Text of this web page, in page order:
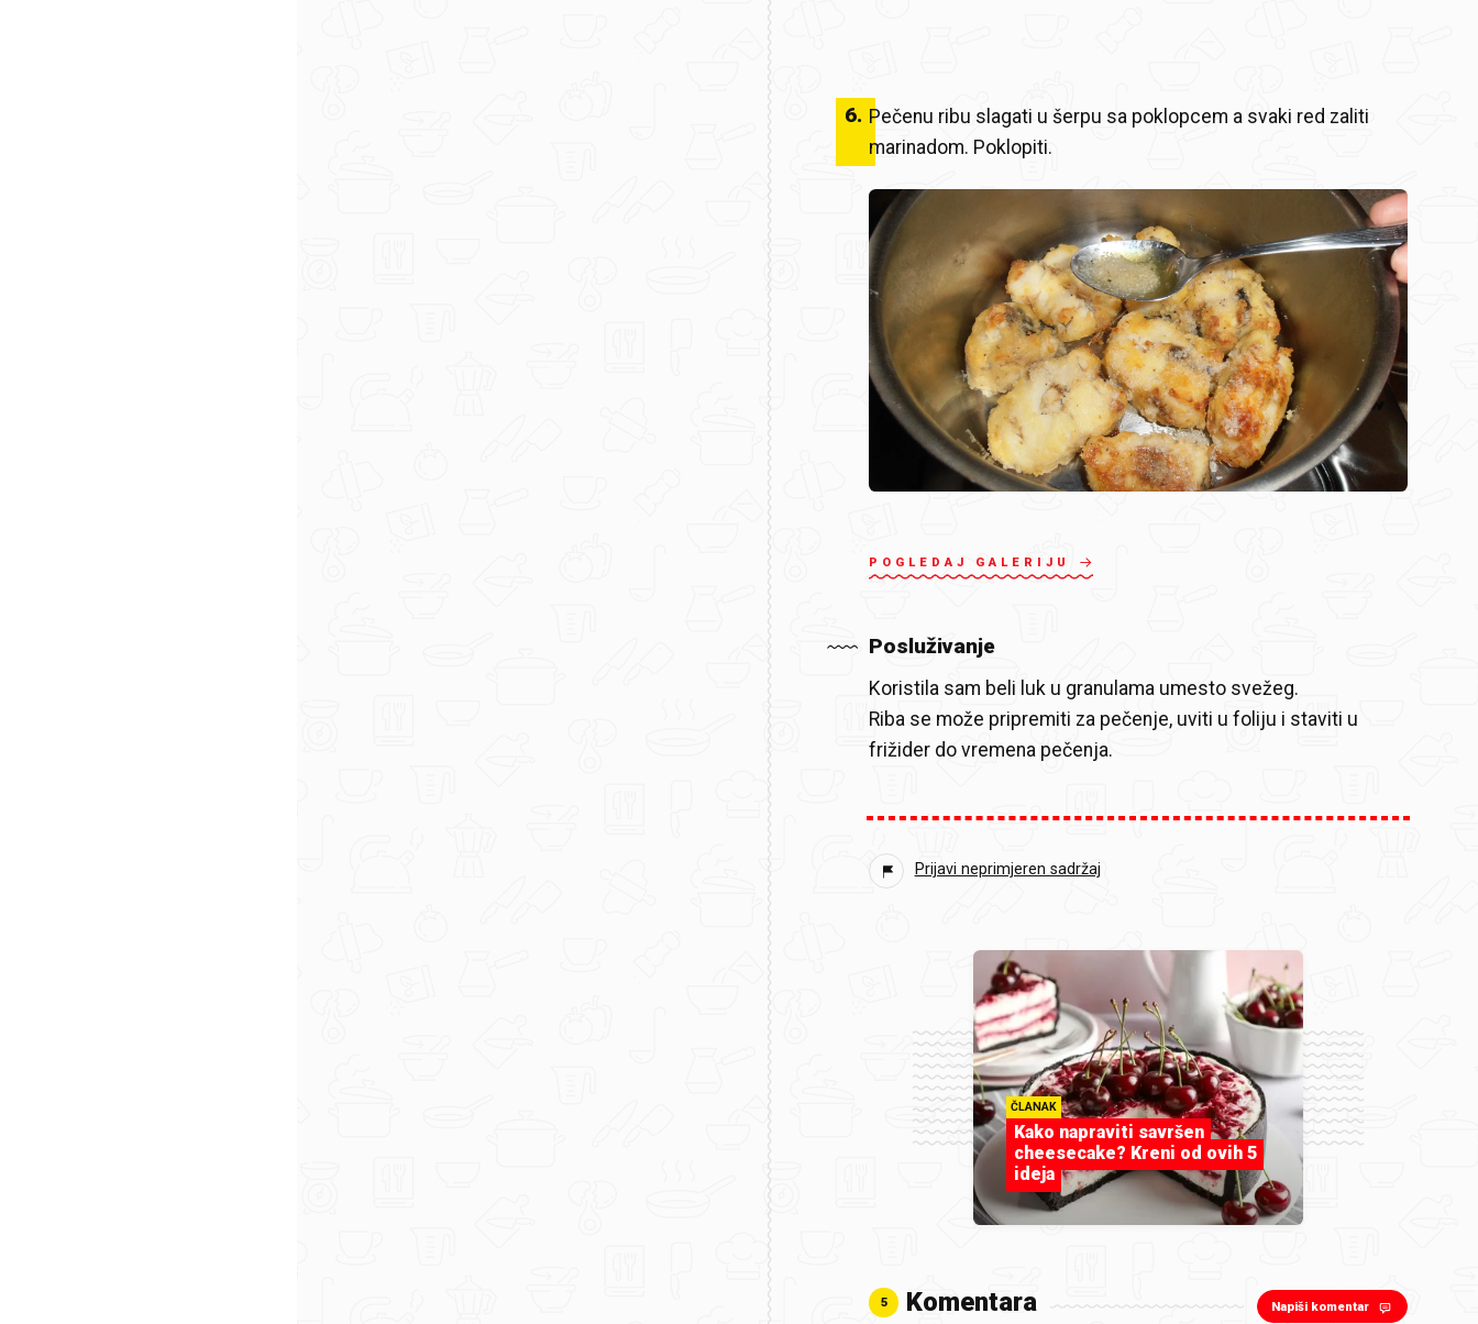
6. Pečenu ribu slagati u šerpu sa poklopcem a svaki red zaliti
marinadom. Poklopiti.
POGLEDAJ GALERIJU
Posluživanje
Koristila sam beli luk u granulama umesto svežeg.
Riba se može pripremiti za pečenje, uviti u foliju i staviti u
frižider do vremena pečenja.
Prijavi neprimjeren sadržaj
ČLANAK
Kako napraviti savršen
cheesecake? Kreni od ovih 5
ideja
5 Komentara Napiši komentar